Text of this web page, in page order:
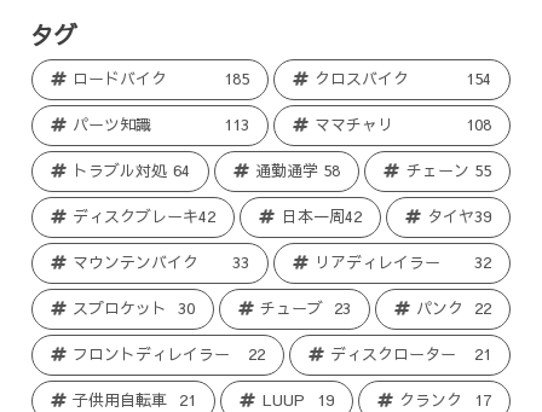
タグ
ロードバイク 185 クロスバイク 154
パーツ知識 113 ママチャリ 108
トラブル対処 64 通勤通学 58 チェーン 55
ディスクブレーキ42 日本一周42 タイヤ39
マウンテンバイク 33 リアディレイラー 32
スプロケット 30 チューブ 23 パンク 22
フロントディレイラー 22 ディスクローター 21
子供用自転車 21 LUUP 19 クランク 17